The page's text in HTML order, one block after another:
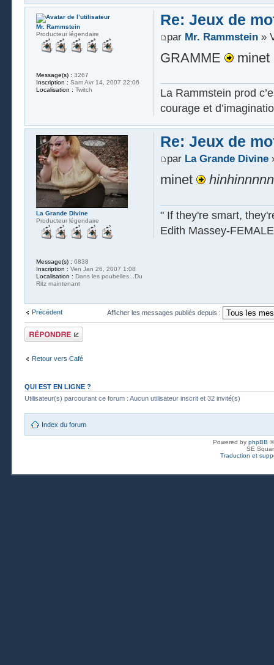
Re: Jeux de
par Mr. Rammstein»
GRAMME minet
La Rammstein prod
courage et
Mr. Rammstein
Producteur légendaire
Message(s) : 3267
Inscription : Sam Avr 14, 2007 22:06
Localisation : Twitch
Re: Jeux de
par La Grande Divine
minet
" If they're smart,
Edith Massey-
La Grande Divine
Producteur légendaire
Message(s) : 6838
Inscription : Ven Jan 26, 2007 1:08
Localisation : Dans les poubelles...Du
Ritz maintenant
Précédent Afficher les messages publiés depuis :
Publier une
réponse
Retour vers Café
QUI EST EN LIGNE ?
Utilisateur(s) parcourant ce forum : Aucun utilisateur inscrit et 32 invité(s)
Index du forum
Powered by phpBB
SE
Traduction et